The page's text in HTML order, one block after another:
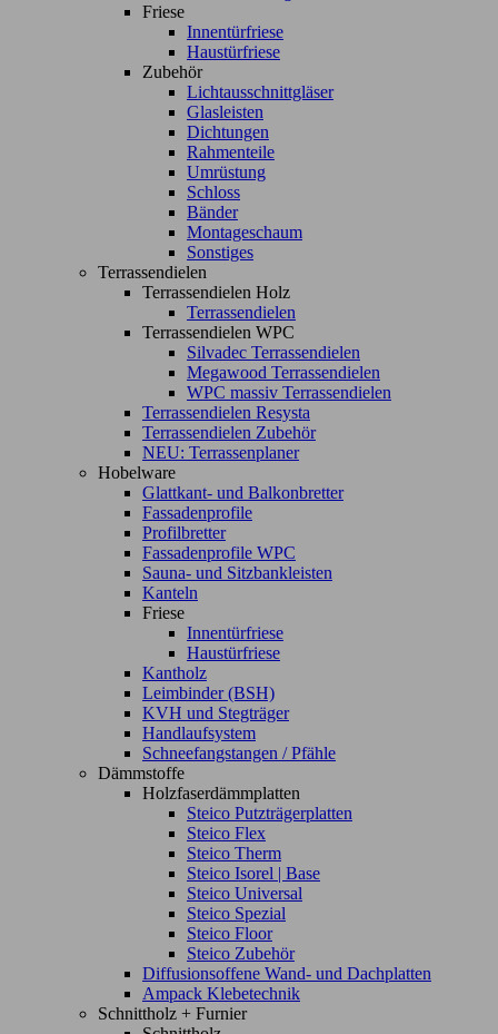
Friese
Innentürfriese
Haustürfriese
Zubehör
Lichtausschnittgläser
Glasleisten
Dichtungen
Rahmenteile
Umrüstung
Schloss
Bänder
Montageschaum
Sonstiges
Terrassendielen
Terrassendielen Holz
Terrassendielen
Terrassendielen WPC
Silvadec Terrassendielen
Megawood Terrassendielen
WPC massiv Terrassendielen
Terrassendielen Resysta
Terrassendielen Zubehör
NEU: Terrassenplaner
Hobelware
Glattkant- und Balkonbretter
Fassadenprofile
Profilbretter
Fassadenprofile WPC
Sauna- und Sitzbankleisten
Kanteln
Friese
Innentürfriese
Haustürfriese
Kantholz
Leimbinder (BSH)
KVH und Stegträger
Handlaufsystem
Schneefangstangen / Pfähle
Dämmstoffe
Holzfaserdämmplatten
Steico Putzträgerplatten
Steico Flex
Steico Therm
Steico Isorel | Base
Steico Universal
Steico Spezial
Steico Floor
Steico Zubehör
Diffusionsoffene Wand- und Dachplatten
Ampack Klebetechnik
Schnittholz + Furnier